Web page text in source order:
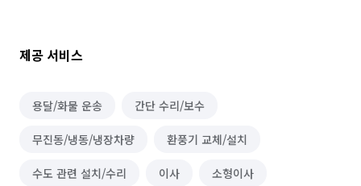
제공 서비스
용달/화물 운송 간단 수리/보수
무진동/냉동/냉장차량 환풍기 교체/설치
수도 관련 설치/수리 이사 소형이사